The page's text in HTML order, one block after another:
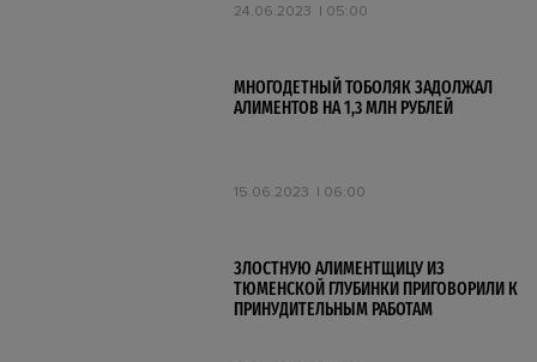
24.06.2023 05:00
МНОГОДЕТНЫЙ ТОБОЛЯК ЗАДОЛЖАЛ
АЛИМЕНТОВ НА 1,3 МЛН РУБЛЕЙ
15.06.2023 06:00
ЗЛОСТНУЮ АЛИМЕНТЩИЦУ ИЗ
ТЮМЕНСКОЙ ГЛУБИНКИ ПРИГОВОРИЛИ К
ПРИНУДИТЕЛЬНЫМ РАБОТАМ